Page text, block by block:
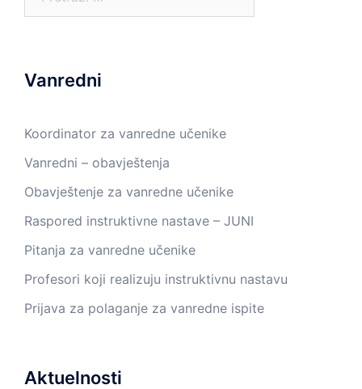
Vanredni
Koordinator za vanredne učenike
Vanredni – obavještenja
Obavještenje za vanredne učenike
Raspored instruktivne nastave – JUNI
Pitanja za vanredne učenike
Profesori koji realizuju instruktivnu nastavu
Prijava za polaganje za vanredne ispite
Aktuelnosti